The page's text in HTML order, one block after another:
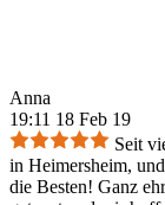
Anna
19:11 18 Feb 19
Seit
in Heimersheim,
die Besten! Ganz